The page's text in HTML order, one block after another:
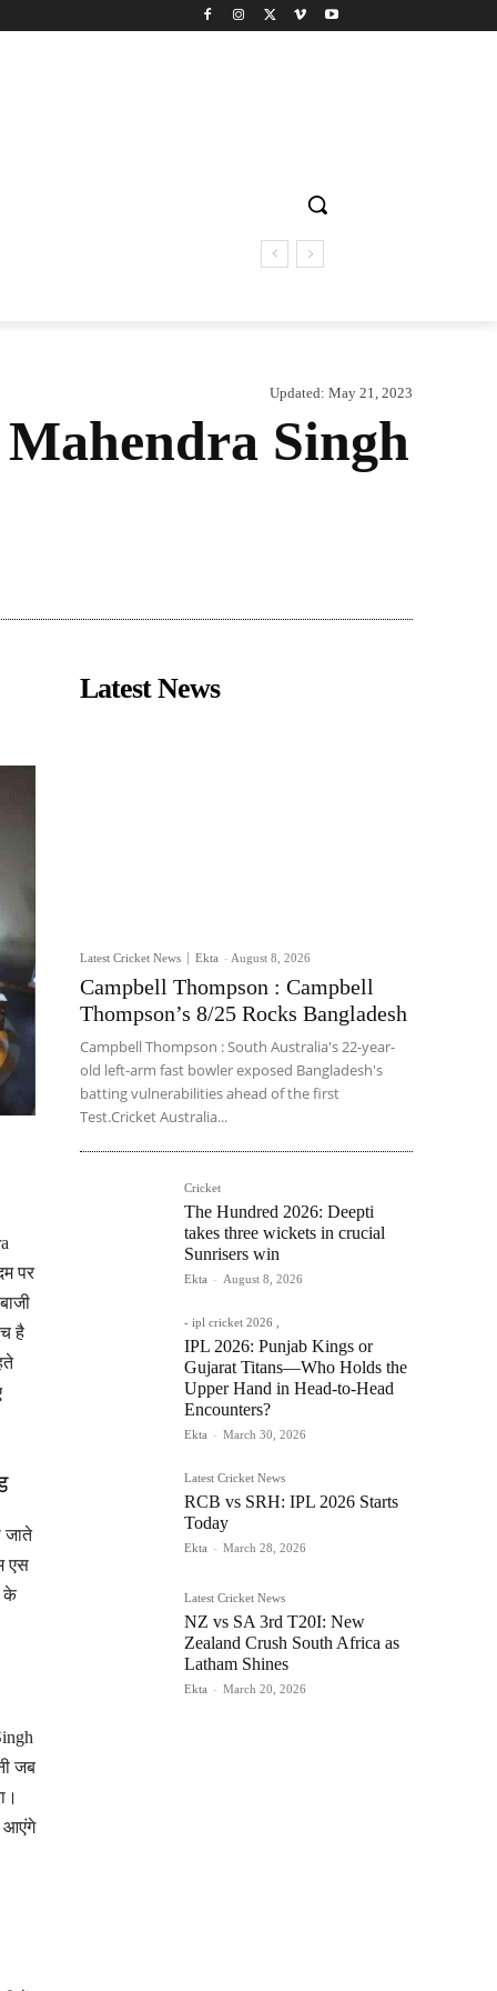
Updated: May 21, 2023
Mahendra Singh
पर
है
जाते
एस
के
जब
आएंगे
Latest News
Latest Cricket News Ekta - August 8, 2026
Campbell Thompson : Campbell
Thompson’s 8/25 Rocks Bangladesh
Campbell Thompson : South Australia's 22-year-
old left-arm fast bowler exposed Bangladesh's
batting vulnerabilities ahead of the first
Test.Cricket Australia...
Cricket
The Hundred 2026: Deepti
takes three wickets in crucial
Sunrisers win
Ekta - August 8, 2026
- ipl cricket 2026 ,
IPL 2026: Punjab Kings or
Gujarat Titans—Who Holds the
Upper Hand in Head-to-Head
Encounters?
Ekta - March 30, 2026
Latest Cricket News
RCB vs SRH: IPL 2026 Starts
Today
Ekta - March 28, 2026
Latest Cricket News
NZ vs SA 3rd T20I: New
Zealand Crush South Africa as
Latham Shines
Ekta - March 20, 2026